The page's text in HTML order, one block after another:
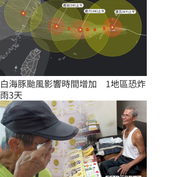
白海豚颱風影響時間增加　1地區恐炸
雨3天